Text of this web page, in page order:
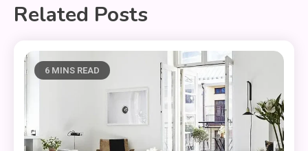
Related Posts
6 MINS READ